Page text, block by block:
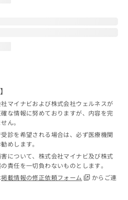
マイナビおよび株式会社ウェルネスが
な情報に努めておりますが、内容を完
ん。
診を希望される場合は、必ず医療機関
めします。
について、株式会社マイナビ及び株式
責任を一切負わないものとします。
掲載情報の修正依頼フォーム
からご連